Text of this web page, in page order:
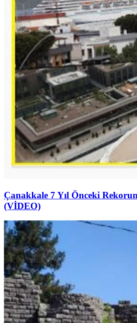
Çanakkale 7 Yıl Önceki
(VİDEO)